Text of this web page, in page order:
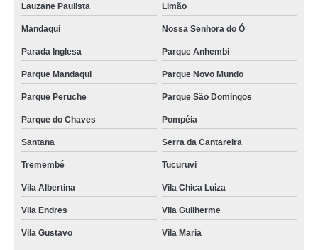
Lauzane Paulista Limão
Mandaqui Nossa Senhora do Ó
Parada Inglesa Parque Anhembi
Parque Mandaqui Parque Novo Mundo
Parque Peruche Parque São Domingos
Parque do Chaves Pompéia
Santana Serra da Cantareira
Tremembé Tucuruvi
Vila Albertina Vila Chica Luíza
Vila Endres Vila Guilherme
Vila Gustavo Vila Maria